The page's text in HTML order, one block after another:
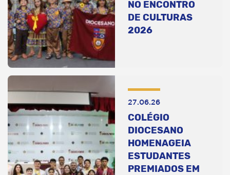
NO ENCONTRO
DE CULTURAS
2026
27.06.26
COLÉGIO
DIOCESANO
HOMENAGEIA
ESTUDANTES
PREMIADOS EM